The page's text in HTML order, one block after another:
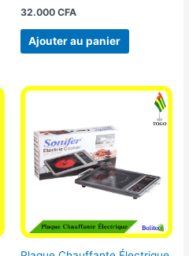
32.000 CFA
Ajouter au panier